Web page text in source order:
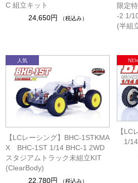
C 組立キット
24,650円
（税込み）
限定
-2 1/
(半組
【LCレーシング】BHC-1STKMA
X BHC-1ST 1/14 BHC-1 2WD
スタジアムトラック未組立KIT
(ClearBody)
22,780円
（税込み）
【LC
1/14